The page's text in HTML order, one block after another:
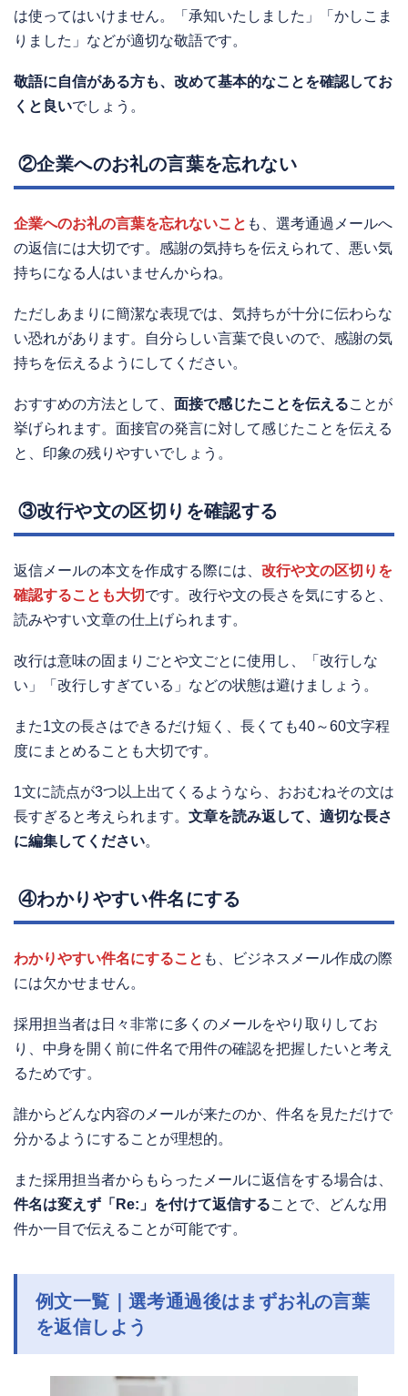
は使ってはいけません。「承知いたしました」「かしこま
りました」などが適切な敬語です。
敬語に自信がある方も、改めて基本的なことを確認してお
くと良いでしょう。
②企業へのお礼の言葉を忘れない
企業へのお礼の言葉を忘れないこと も、選考通過メールへ
の返信には大切です。感謝の気持ちを伝えられて、悪い気
持ちになる人はいませんからね。
ただしあまりに簡潔な表現では、気持ちが十分に伝わらな
い恐れがあります。自分らしい言葉で良いので、感謝の気
持ちを伝えるようにしてください。
おすすめの方法として、 面接で感じたことを伝えることが
挙げられます。面接官の発言に対して感じたことを伝える
と、印象の残りやすいでしょう。
③改行や文の区切りを確認する
返信メールの本文を作成する際には、 改行や文の区切りを
確認することも大切 です。改行や文の長さを気にすると、
読みやすい文章の仕上げられます。
改行は意味の固まりごとや文ごとに使用し、「改行しな
い」「改行しすぎている」などの状態は避けましょう。
また1文の長さはできるだけ短く、長くても40～60文字程
度にまとめることも大切です。
1文に読点が3つ以上出てくるようなら、おおむねその文は
長すぎると考えられます。 文章を読み返して、適切な長さ
に編集してください。
④わかりやすい件名にする
わかりやすい件名にすること も、ビジネスメール作成の際
には欠かせません。
採用担当者は日々非常に多くのメールをやり取りしてお
り、中身を開く前に件名で用件の確認を把握したいと考え
るためです。
誰からどんな内容のメールが来たのか、件名を見ただけで
分かるようにすることが理想的。
また採用担当者からもらったメールに返信をする場合は、
件名は変えず「Re:」を付けて返信することで、どんな用
件か一目で伝えることが可能です。
例文一覧｜選考通過後はまずお礼の言葉
を返信しよう